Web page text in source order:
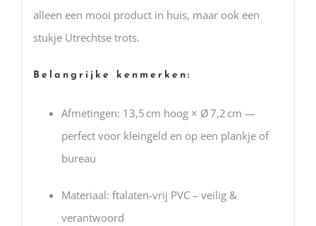
alleen een mooi product in huis, maar ook een
stukje Utrechtse trots.
Belangrijke kenmerken:
Afmetingen: 13,5 cm hoog × Ø 7,2 cm —
perfect voor kleingeld en op een plankje of
bureau
Materiaal: ftalaten-vrij PVC – veilig &
verantwoord